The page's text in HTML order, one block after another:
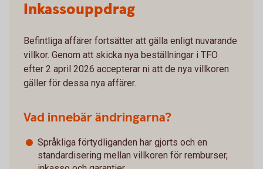
Inkassouppdrag
Befintliga affärer fortsätter att gälla enligt nuvarande
villkor. Genom att skicka nya beställningar i TFO
efter 2 april 2026 accepterar ni att de nya villkoren
gäller för dessa nya affärer.
Vad innebär ändringarna?
Språkliga förtydliganden har gjorts och en
standardisering mellan villkoren för remburser,